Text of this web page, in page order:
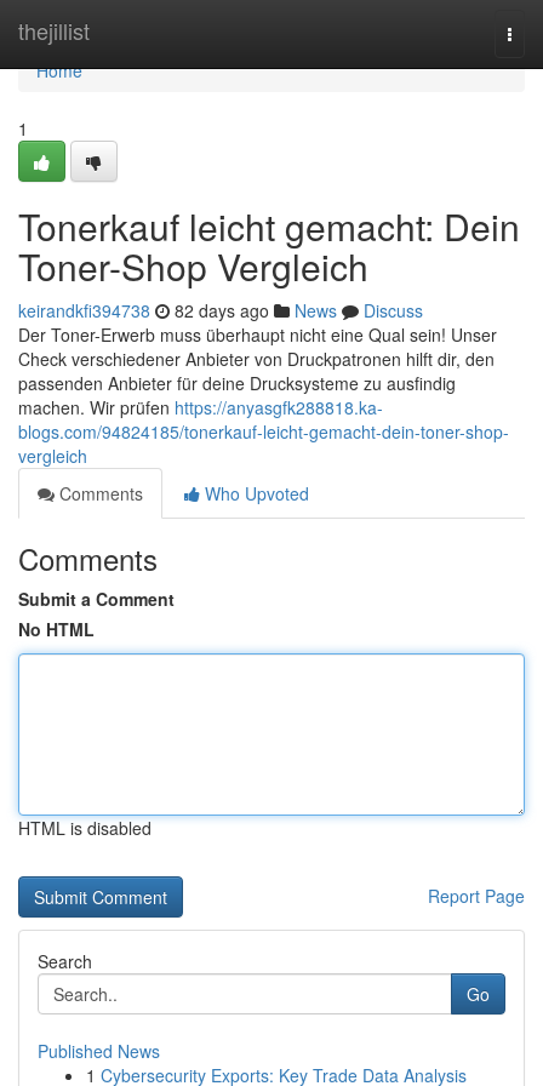
thejillist
Home
Home
1
Tonerkauf leicht gemacht: Dein
Toner-Shop Vergleich
keirandkfi394738 82 days ago News
Discuss
Der Toner-Erwerb muss überhaupt nicht eine Qual sein! Unser
Check verschiedener Anbieter von Druckpatronen hilft dir, den
passenden Anbieter für deine Drucksysteme zu ausfindig
machen. Wir prüfen https://anyasgfk288818.ka-
blogs.com/94824185/tonerkauf-leicht-gemacht-dein-toner-shop-
vergleich
Comments
Who Upvoted
Comments
Submit a Comment
No HTML
HTML is disabled
Report Page
Search
Go
Published News
1 Cybersecurity Exports: Key Trade Data Analysis